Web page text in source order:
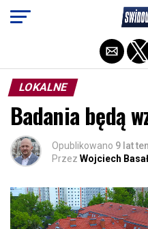
LOKALNE
Badania będą
Opublikowano 9 lat
Przez Wojciech
Exit